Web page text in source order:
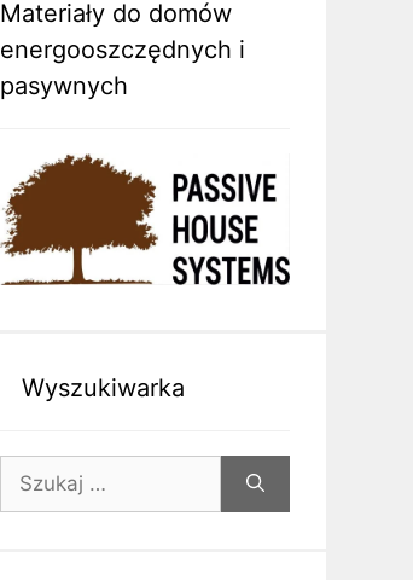
Materiały do domów
energooszczędnych i
pasywnych
Wyszukiwarka